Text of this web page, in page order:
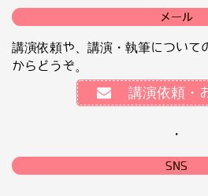
メール
講演依頼や、講演・執筆について
からどうぞ。
講演依頼・
・
SNS